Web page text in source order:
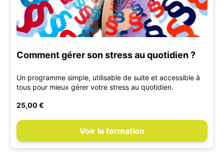
Comment gérer son stress au quotidien ?
Un programme simple, utilisable de suite et accessible à
tous pour mieux gérer votre stress au quotidien.
25,00 €
Voir la formation